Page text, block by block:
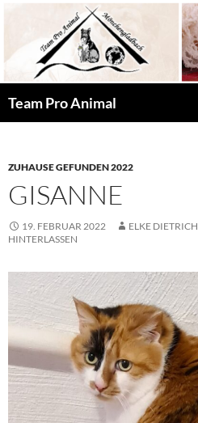
springen
Team Pro Animal
ZUHAUSE GEFUNDEN 2022
GISANNE
19. FEBRUAR 2022 ELKE DIETRICH
HINTERLASSEN